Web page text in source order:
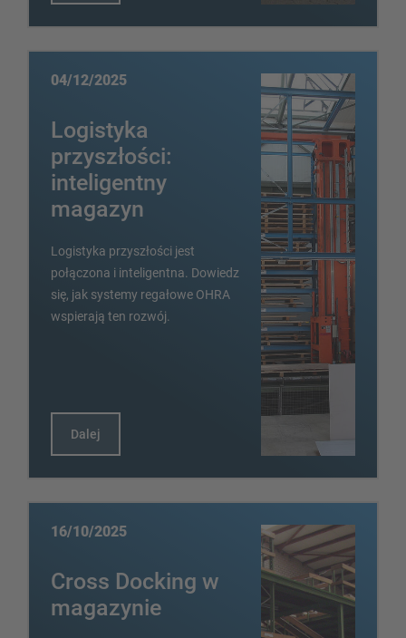
04/12/2025
Logistyka
przyszłości:
inteligentny
magazyn
Logistyka przyszłości jest
połączona i inteligentna. Dowiedz
się, jak systemy regałowe OHRA
wspierają ten rozwój.
Dalej
16/10/2025
Cross Docking w
magazynie